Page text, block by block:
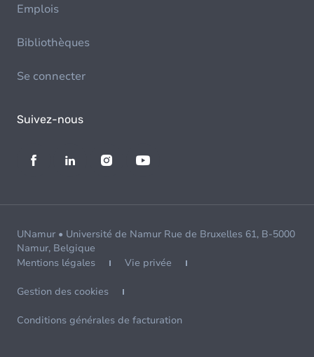
Emplois
Bibliothèques
Se connecter
Suivez-nous
UNamur • Université de Namur Rue de Bruxelles 61, B-5000
Namur, Belgique
Mentions légales
Vie privée
Gestion des cookies
Conditions générales de facturation